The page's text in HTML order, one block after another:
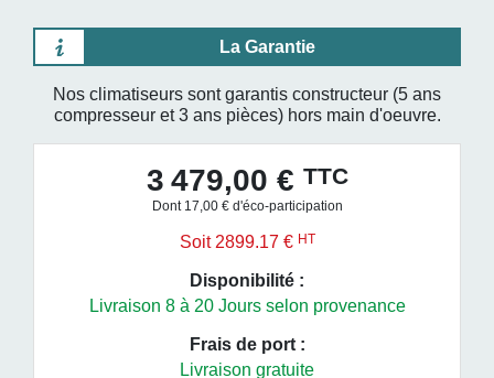
La Garantie
Nos climatiseurs sont garantis constructeur (5 ans
compresseur et 3 ans pièces) hors main d'oeuvre.
3 479,00 € TTC
Dont 17,00 € d'éco-participation
Soit 2899.17 € HT
Disponibilité :
Livraison 8 à 20 Jours selon provenance
Frais de port :
Livraison gratuite